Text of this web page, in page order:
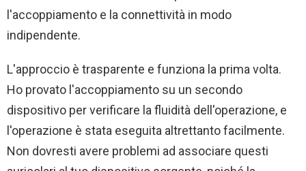
l'accoppiamento e la connettività in modo
indipendente.
L'approccio è trasparente e funziona la prima volta.
Ho provato l'accoppiamento su un secondo
dispositivo per verificare la fluidità dell'operazione, e
l'operazione è stata eseguita altrettanto facilmente.
Non dovresti avere problemi ad associare questi